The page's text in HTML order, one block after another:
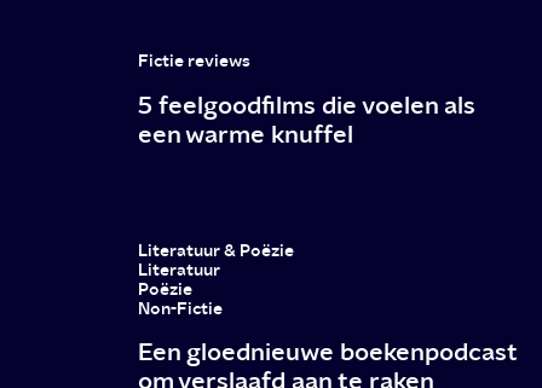
Fictie reviews
5 feelgoodfilms die voelen als
een warme knuffel
Literatuur & Poëzie
Literatuur
Poëzie
Non-Fictie
Een gloednieuwe boekenpodcast
om verslaafd aan te raken